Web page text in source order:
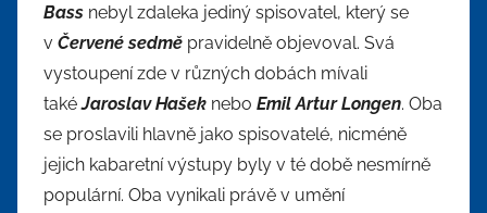
Bass nebyl zdaleka jediný spisovatel, který se
v Červené sedmě pravidelně objevoval. Svá
vystoupení zde v různých dobách mívali
takéJaroslav Hašek nebo Emil Artur Longen. Oba
se proslavili hlavně jako spisovatelé, nicméně
jejich kabaretní výstupy byly v té době nesmírně
populární. Oba vynikali právě v umění